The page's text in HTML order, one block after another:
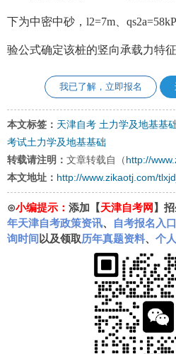
下为中密中砂，l2=7m、
验公式确定该桩的竖向承载力特
我已了解，立即报名
本文标签： 天津自考 土力学及地基基
考试土力学及地基基础
转载请注明： 文章转载自（ http://
本文地址： http://www.zikaotj.com/
⊙小编提示： 添加【天津自考网 】
年天津自考政策资讯、 自考报名入口
询时间 以及领取历年真题资料、 个